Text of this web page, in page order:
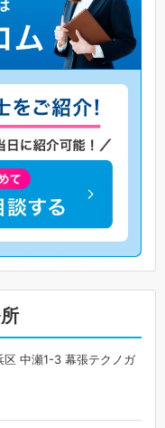
区 中瀬1-3 幕張テクノガ